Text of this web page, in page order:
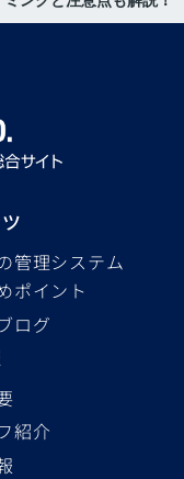
管理システム
ポイント
ログ
紹介